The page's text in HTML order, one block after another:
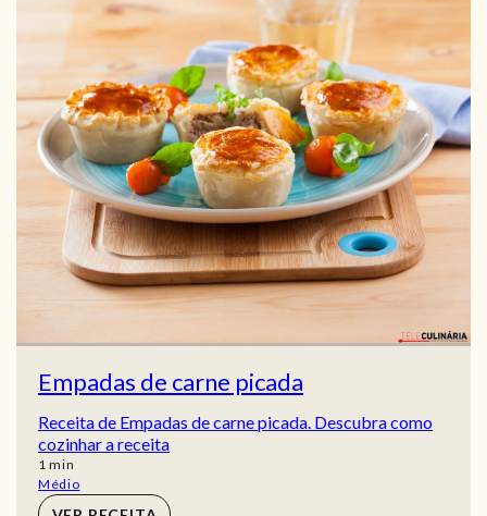
Empadas de carne picada
Receita de Empadas de carne picada. Descubra como
cozinhar a receita
1 min
min
Médio